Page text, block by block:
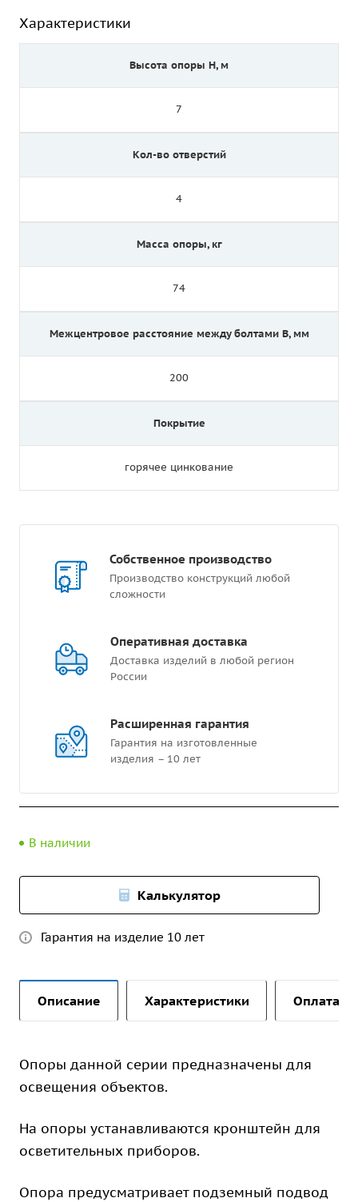
Характеристики
Высота опоры Н, м
7
Кол-во отверстий
4
Масса опоры, кг
74
Межцентровое расстояние между болтами B, мм
200
Покрытие
горячее цинкование
Собственное производство
Производство конструкций любой
сложности
Оперативная доставка
Доставка изделий в любой регион
России
Расширенная гарантия
Гарантия на изготовленные
изделия – 10 лет
В наличии
Калькулятор
Гарантия на изделие 10 лет
Описание Характеристики Оплата и
Опоры данной серии предназначены для
освещения объектов.
На опоры устанавливаются кронштейн для
осветительных приборов.
Опора предусматривает подземный подвод